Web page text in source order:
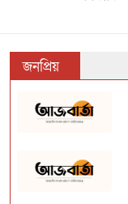
জনপ্রিয়